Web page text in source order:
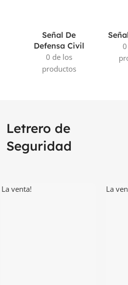
Señal De
Defensa Civil
0 de los
productos
Letrero de
Seguridad
La venta! La